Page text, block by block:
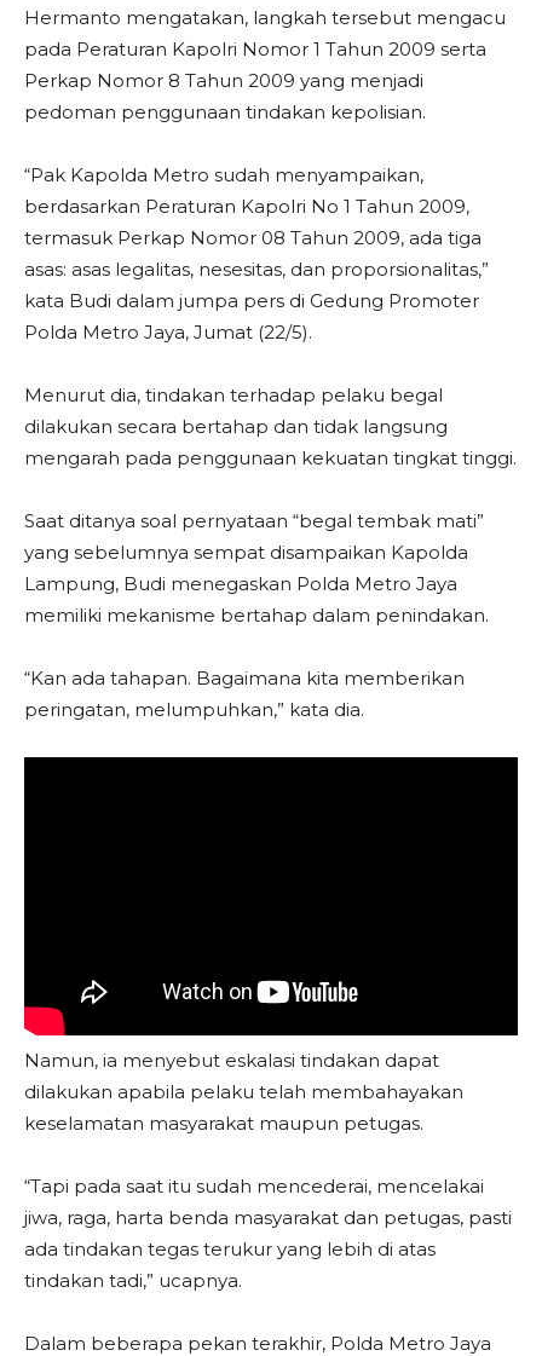
Hermanto mengatakan, langkah tersebut mengacu
pada Peraturan Kapolri Nomor 1 Tahun 2009 serta
Perkap Nomor 8 Tahun 2009 yang menjadi
pedoman penggunaan tindakan kepolisian.
“Pak Kapolda Metro sudah menyampaikan,
berdasarkan Peraturan Kapolri No 1 Tahun 2009,
termasuk Perkap Nomor 08 Tahun 2009, ada tiga
asas: asas legalitas, nesesitas, dan proporsionalitas,”
kata Budi dalam jumpa pers di Gedung Promoter
Polda Metro Jaya, Jumat (22/5).
Menurut dia, tindakan terhadap pelaku begal
dilakukan secara bertahap dan tidak langsung
mengarah pada penggunaan kekuatan tingkat tinggi.
Saat ditanya soal pernyataan “begal tembak mati”
yang sebelumnya sempat disampaikan Kapolda
Lampung, Budi menegaskan Polda Metro Jaya
memiliki mekanisme bertahap dalam penindakan.
“Kan ada tahapan. Bagaimana kita memberikan
peringatan, melumpuhkan,” kata dia.
Namun, ia menyebut eskalasi tindakan dapat
dilakukan apabila pelaku telah membahayakan
keselamatan masyarakat maupun petugas.
“Tapi pada saat itu sudah mencederai, mencelakai
jiwa, raga, harta benda masyarakat dan petugas, pasti
ada tindakan tegas terukur yang lebih di atas
tindakan tadi,” ucapnya.
Dalam beberapa pekan terakhir, Polda Metro Jaya